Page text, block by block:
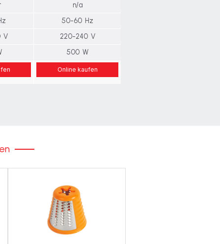
n/a
50-60 Hz
V
220-240 V
500 W
Online kaufen